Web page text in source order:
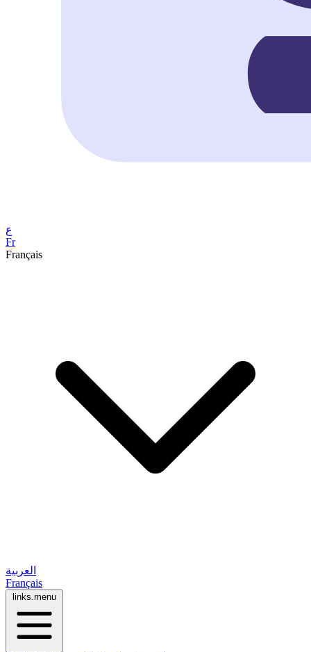
ع
Fr
Français
العربية
Français
links.menu